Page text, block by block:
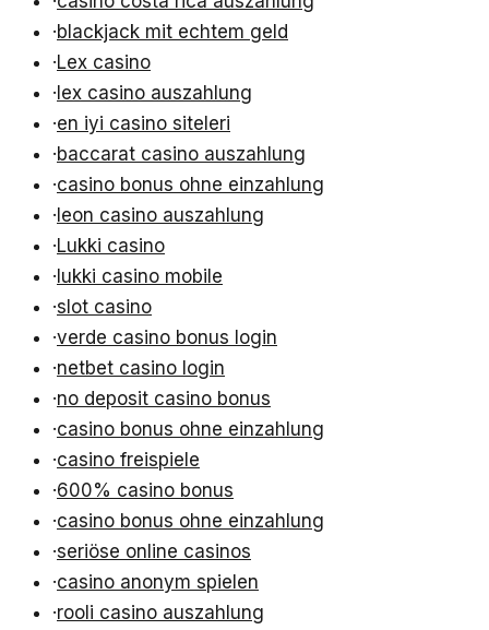
·blackjack mit echtem geld
·Lex casino
·lex casino auszahlung
·en iyi casino siteleri
·baccarat casino auszahlung
·casino bonus ohne einzahlung
·leon casino auszahlung
·Lukki casino
·lukki casino mobile
·slot casino
·verde casino bonus login
·netbet casino login
·no deposit casino bonus
·casino bonus ohne einzahlung
·casino freispiele
·600% casino bonus
·casino bonus ohne einzahlung
·seriöse online casinos
·casino anonym spielen
·rooli casino auszahlung